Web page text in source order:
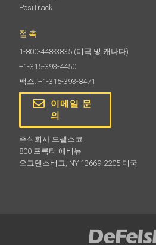
PosiTrack
접촉
1-800-448-3835 (미국 및 캐나다)
+1-315-393-4450
팩스: +1-315-393-8471
이메일 문
의
주식회사 드펠스코
800 프록터 애비뉴
오그덴스버그, NY 13669-2205 미국